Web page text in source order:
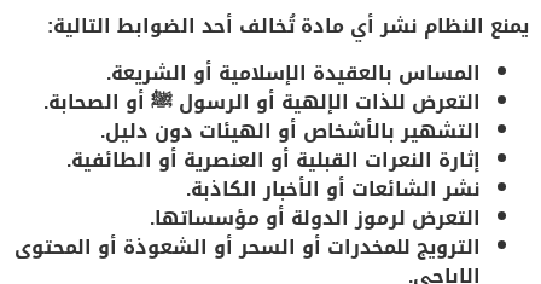
يمنع النظام نشر أي مادة تُخالف أحد الضوابط التالية:
المساس بالعقيدة الإسلامية أو الشريعة.
التعرض للذات الإلهية أو الرسول ﷺ أو الصحابة.
التشهير بالأشخاص أو الهيئات دون دليل.
إثارة النعرات القبلية أو العنصرية أو الطائفية.
نشر الشائعات أو الأخبار الكاذبة.
التعرض لرموز الدولة أو مؤسساتها.
الترويج للمخدرات أو السحر أو الشعوذة أو المحتوى
الإباحي.